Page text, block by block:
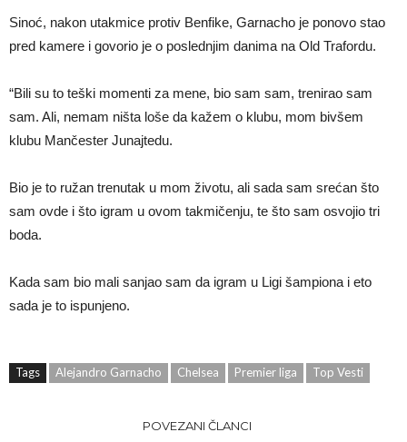
Sinoć, nakon utakmice protiv Benfike, Garnacho je ponovo stao
pred kamere i govorio je o poslednjim danima na Old Trafordu.
“Bili su to teški momenti za mene, bio sam sam, trenirao sam
sam. Ali, nemam ništa loše da kažem o klubu, mom bivšem
klubu Mančester Junajtedu.
Bio je to ružan trenutak u mom životu, ali sada sam srećan što
sam ovde i što igram u ovom takmičenju, te što sam osvojio tri
boda.
Kada sam bio mali sanjao sam da igram u Ligi šampiona i eto
sada je to ispunjeno.
Tags Alejandro Garnacho Chelsea Premier liga Top Vesti
POVEZANI ČLANCI